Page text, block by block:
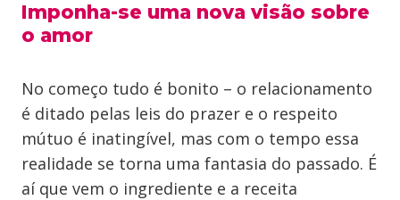
Imponha-se uma nova visão sobre
o amor
No começo tudo é bonito – o relacionamento
é ditado pelas leis do prazer e o respeito
mútuo é inatingível, mas com o tempo essa
realidade se torna uma fantasia do passado. É
aí que vem o ingrediente e a receita